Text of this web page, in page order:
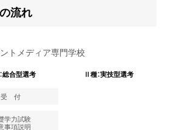
流れ
トメディア専門学校
総合型選考
Ⅱ種：実技型選考
受 付
学力試験
事項説明